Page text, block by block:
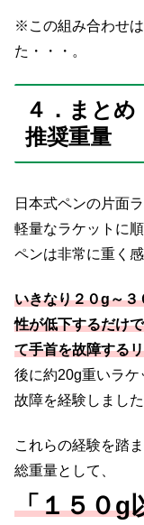
※この組み合わせ
た・・・。
４．まと
推奨重量
日本式ペンの片面
軽量なラケットに
ペンは非常に重く感
いきなり２０g～３
性が低下するだけ
て手首を故障する
後に約20g重いラ
故障を経験しました
これらの経験を踏
総重量として、
「１５０g